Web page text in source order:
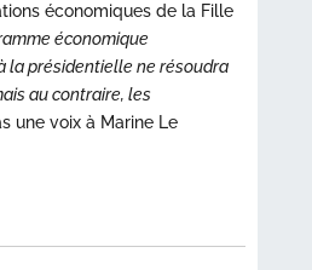
économiques de la Fille
économique
la présidentielle ne résoudra
au contraire, les
une voix à Marine Le